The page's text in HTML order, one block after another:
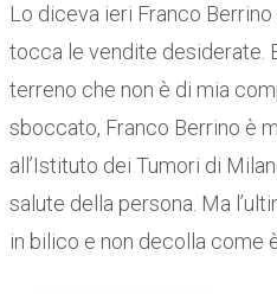
Lo diceva ieri Franco
tocca le vendite desiderate.
terreno che non è di mia
sboccato, Franco Berrino è
all’Istituto dei Tumori di
salute della persona. Ma
in bilico e non decolla come